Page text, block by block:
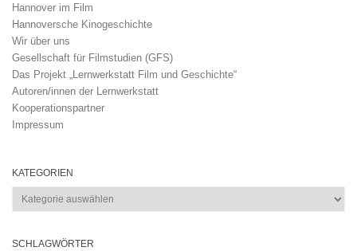
Hannover im Film
Hannoversche Kinogeschichte
Wir über uns
Gesellschaft für Filmstudien (GFS)
Das Projekt „Lernwerkstatt Film und Geschichte“
Autoren/innen der Lernwerkstatt
Kooperationspartner
Impressum
KATEGORIEN
Kategorien
SCHLAGWÖRTER